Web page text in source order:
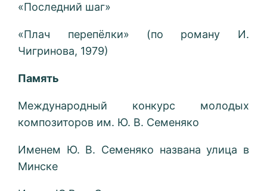
«Последний шаг»
«Плач перепёлки» (по роману И.
Чигринова, 1979)
Память
Международный конкурс молодых
композиторов им. Ю. В. Семеняко
Именем Ю. В. Семеняко названа улица в
Минске